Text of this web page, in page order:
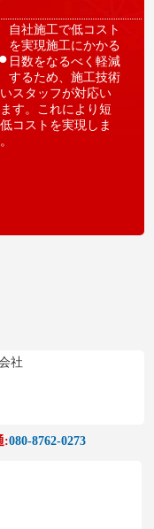
自社施工で低コスト
を実現施工にかかる
日数をなるべく軽減
するため、施工技術
スタッフが対応い
す。これにより短
コストを実現しま
社
:080-8762-0273